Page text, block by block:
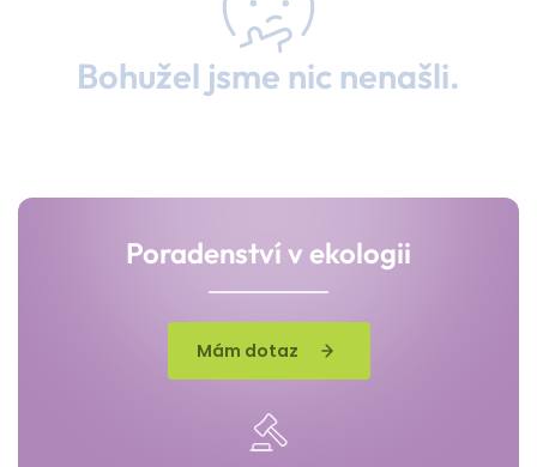
Bohužel jsme nic nenašli.
Poradenství v ekologii
Mám dotaz